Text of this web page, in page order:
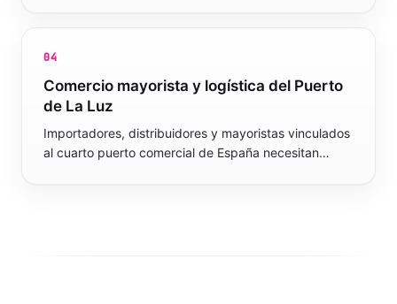
04
Comercio mayorista y logística del Puerto
de La Luz
Importadores, distribuidores y mayoristas vinculados
al cuarto puerto comercial de España necesitan…